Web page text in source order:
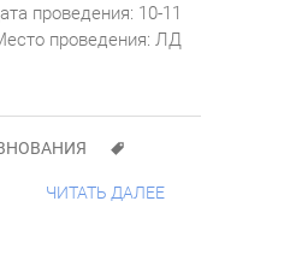
проведения: 10-11
проведения: ЛД
ЧИТАТЬ ДАЛЕЕ